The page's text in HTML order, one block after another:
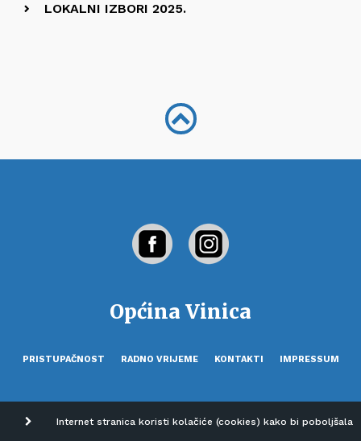
LOKALNI IZBORI 2025.
Općina Vinica
PRISTUPAČNOST RADNO VRIJEME KONTAKTI IMPRESSUM
Internet stranica koristi kolačiće (cookies) kako bi poboljšala